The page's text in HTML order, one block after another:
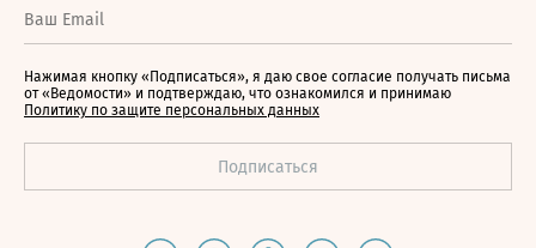
Нажимая кнопку «Подписаться», я даю свое согласие получать письма
от «Ведомости» и подтверждаю, что ознакомился и принимаю
Политику по защите персональных данных